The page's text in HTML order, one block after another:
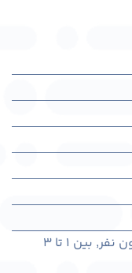
,
بین ۱ تا ۳